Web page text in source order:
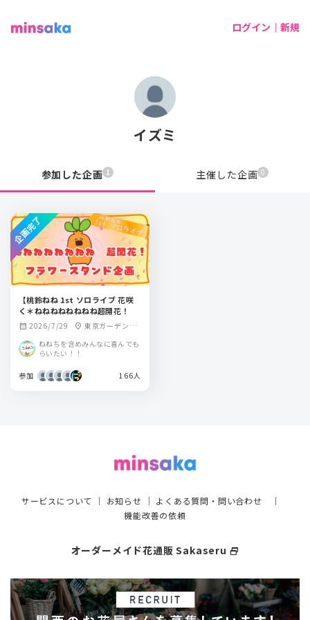
ログイン｜新規
イズミ
参加した企画 1 主催した企画 0
【桃鈴ねね 1st ソロライブ 花咲
く＊ねねねねねねねね超開花！
calendar_month 2026/7/29 location_on 東京ガーデンシ
ねねちを含めみんなに喜んでも
らいたい！！
参加 166人
企画完了
サービスについて ｜ お知らせ ｜ よくある質問・問い合わせ ｜
機能改善の依頼
オーダーメイド花通販 Sakaseru select_window